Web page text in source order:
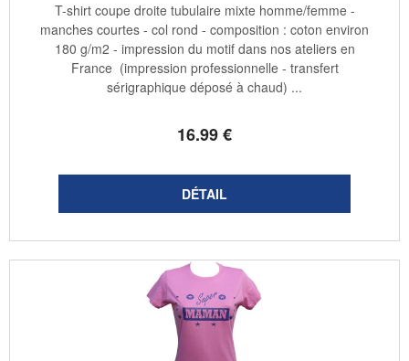
16.99€
T-shirt coupe droite tubulaire mixte homme/femme -
manches courtes - col rond - composition : coton environ
180 g/m2 - impression du motif dans nos ateliers en
France (impression professionnelle - transfert
sérigraphique déposé à chaud) ...